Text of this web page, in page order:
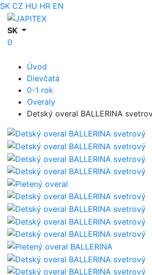
SK CZ HU HR EN
SK
0
Úvod
Dievčatá
0-1 rok
Overaly
Detský overal BALLERINA